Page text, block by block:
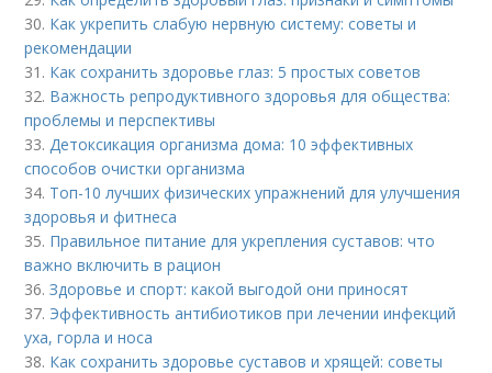
30. Как укрепить слабую нервную систему: советы и
рекомендации
31. Как сохранить здоровье глаз: 5 простых советов
32. Важность репродуктивного здоровья для общества:
проблемы и перспективы
33. Детоксикация организма дома: 10 эффективных
способов очистки организма
34. Топ-10 лучших физических упражнений для улучшения
здоровья и фитнеса
35. Правильное питание для укрепления суставов: что
важно включить в рацион
36.Здоровье и спорт: какой выгодой они приносят
37. Эффективность антибиотиков при лечении инфекций
уха, горла и носа
38. Как сохранить здоровье суставов и хрящей: советы